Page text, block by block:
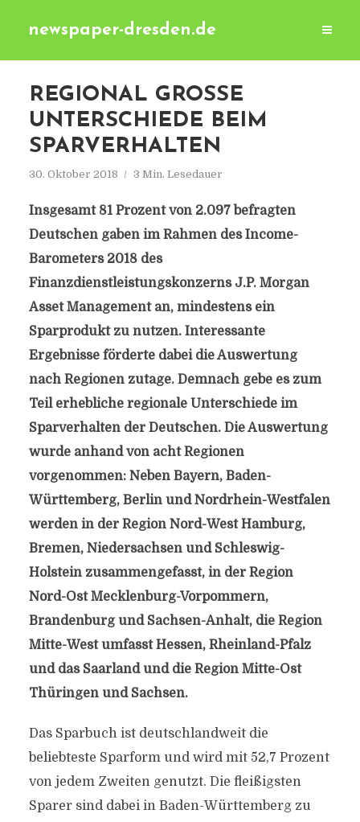
newspaper-dresden.de
REGIONAL GROSSE U
NTERSCHIEDE BEIM S
PARVERHALTEN
30. Oktober 2018 3 Min. Lesedauer
Insgesamt 81 Prozent von 2.097 befragten
Deutschen gaben im Rahmen des Income-
Barometers 2018 des
Finanzdienstleistungskonzerns J.P. Morgan
Asset Management an, mindestens ein
Sparprodukt zu nutzen. Interessante
Ergebnisse förderte dabei die Auswertung
nach Regionen zutage. Demnach gebe es zum
Teil erhebliche regionale Unterschiede im
Sparverhalten der Deutschen. Die Auswertung
wurde anhand von acht Regionen
vorgenommen: Neben Bayern, Baden-
Württemberg, Berlin und Nordrhein-Westfalen
werden in der Region Nord-West Hamburg,
Bremen, Niedersachsen und Schleswig-
Holstein zusammengefasst, in der Region
Nord-Ost Mecklenburg-Vorpommern,
Brandenburg und Sachsen-Anhalt, die Region
Mitte-West umfasst Hessen, Rheinland-Pfalz
und das Saarland und die Region Mitte-Ost
Thüringen und Sachsen.
Das Sparbuch ist deutschlandweit die
beliebteste Sparform und wird mit 52,7 Prozent
von jedem Zweiten genutzt. Die fleißigsten
Sparer sind dabei in Baden-Württemberg zu